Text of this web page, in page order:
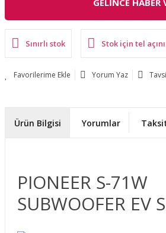
GELİNCE HABER
Sınırlı stok Stok için tel
Yorum Yaz
Ürün Bilgisi Yorumlar
PIONEER S-71W
SUBWOOFER EV